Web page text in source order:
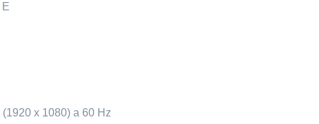
(1920 x 1080) a 60 Hz